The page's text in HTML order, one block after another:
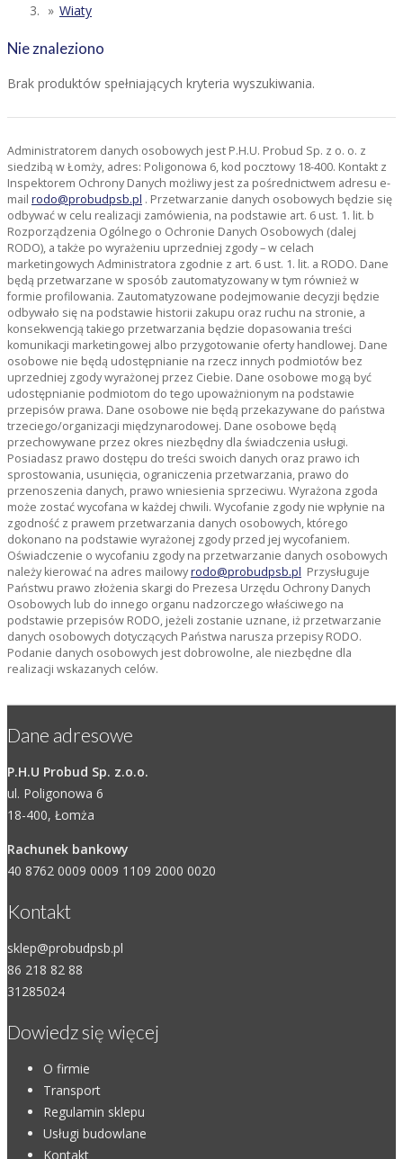
Wiaty
Nie znaleziono
Brak produktów spełniających kryteria wyszukiwania.
Administratorem danych osobowych jest P.H.U. Probud Sp. z o. o. z
siedzibą w Łomży, adres: Poligonowa 6, kod pocztowy 18-400. Kontakt z
Inspektorem Ochrony Danych możliwy jest za pośrednictwem adresu e-
mail rodo@probudpsb.pl . Przetwarzanie danych osobowych będzie się
odbywać w celu realizacji zamówienia, na podstawie art. 6 ust. 1. lit. b
Rozporządzenia Ogólnego o Ochronie Danych Osobowych (dalej
RODO), a także po wyrażeniu uprzedniej zgody – w celach
marketingowych Administratora zgodnie z art. 6 ust. 1. lit. a RODO. Dane
będą przetwarzane w sposób zautomatyzowany w tym również w
formie profilowania. Zautomatyzowane podejmowanie decyzji będzie
odbywało się na podstawie historii zakupu oraz ruchu na stronie, a
konsekwencją takiego przetwarzania będzie dopasowania treści
komunikacji marketingowej albo przygotowanie oferty handlowej. Dane
osobowe nie będą udostępnianie na rzecz innych podmiotów bez
uprzedniej zgody wyrażonej przez Ciebie. Dane osobowe mogą być
udostępnianie podmiotom do tego upoważnionym na podstawie
przepisów prawa. Dane osobowe nie będą przekazywane do państwa
trzeciego/organizacji międzynarodowej. Dane osobowe będą
przechowywane przez okres niezbędny dla świadczenia usługi.
Posiadasz prawo dostępu do treści swoich danych oraz prawo ich
sprostowania, usunięcia, ograniczenia przetwarzania, prawo do
przenoszenia danych, prawo wniesienia sprzeciwu. Wyrażona zgoda
może zostać wycofana w każdej chwili. Wycofanie zgody nie wpłynie na
zgodność z prawem przetwarzania danych osobowych, którego
dokonano na podstawie wyrażonej zgody przed jej wycofaniem.
Oświadczenie o wycofaniu zgody na przetwarzanie danych osobowych
należy kierować na adres mailowyrodo@probudpsb.pl Przysługuje
Państwu prawo złożenia skargi do Prezesa Urzędu Ochrony Danych
Osobowych lub do innego organu nadzorczego właściwego na
podstawie przepisów RODO, jeżeli zostanie uznane, iż przetwarzanie
danych osobowych dotyczących Państwa narusza przepisy RODO.
Podanie danych osobowych jest dobrowolne, ale niezbędne dla
realizacji wskazanych celów.
Dane adresowe
P.H.U Probud Sp. z.o.o.
ul. Poligonowa 6
18-400, Łomża
Rachunek bankowy
40 8762 0009 0009 1109 2000 0020
Kontakt
sklep@probudpsb.pl
86 218 82 88
31285024
Dowiedz się więcej
O firmie
Transport
Regulamin sklepu
Usługi budowlane
Kontakt